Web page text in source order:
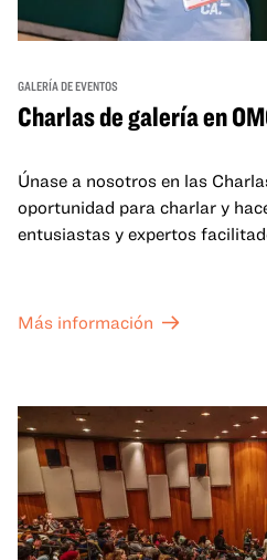
GALERÍA DE EVENTOS
Charlas de galería en
Únase a nosotros en las
oportunidad para charlar y
entusiastas y expertos
Más información